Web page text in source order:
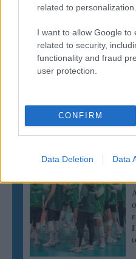
related to personalization.
I want to allow Google to
related to security,
functionality and fraud
user protection.
CONFIRM
Data Deletion Data
Έτοιμη για… υψηλές
με τον «Ιπτάμενο
ΓΝΩΜΕΣ